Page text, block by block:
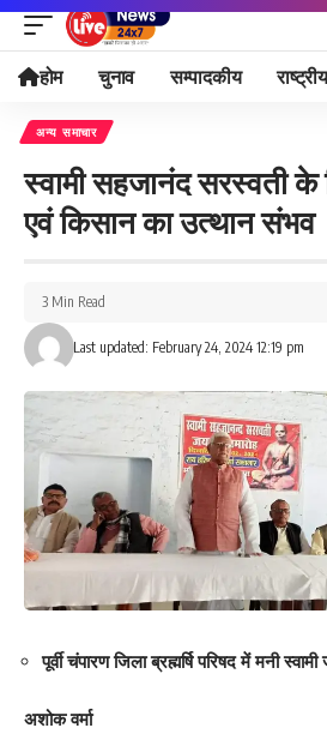
होम चुनाव सम्पादकीय राष्ट्रीय
अन्य समाचार
स्वामी सहजानंद सरस्वती के
एवं किसान का उत्थान संभव
Last updated: February 24, 2024 12:19 pm
3 Min Read
पूर्वी चंपारण जिला ब्रह्मर्षि परिषद में मनी
अशोक वर्मा